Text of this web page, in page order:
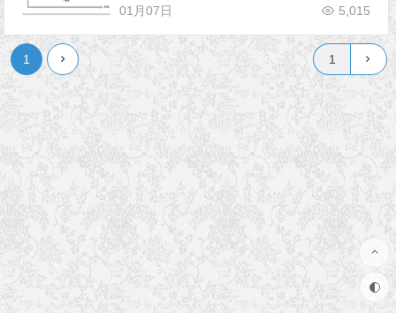
01月07日 5,015
1